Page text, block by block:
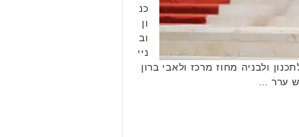
כנ
ון
וב
ניי
ולבניה מחוז מרכז ולאבי ברון